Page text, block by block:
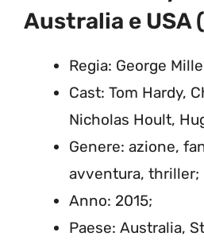
Australia e USA
Regia: George
Cast: Tom Hardy,
Nicholas Hoult,
Genere: azione,
avventura, thriller;
Anno: 2015;
Paese: Australia,